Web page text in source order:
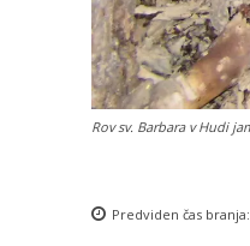
Rov sv. Barbara v Hudi
Predviden čas branja: